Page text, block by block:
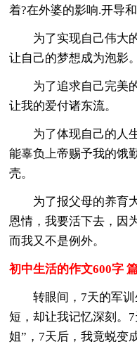
着?在外婆的影响.开导
为了实现自己伟大
让自己的梦想成为泡影。
为了追求自己完美
让我的爱付诸东流。
为了体现自己的人
能辜负上帝赐予我的饿
壳。
为了报父母的养育
恩情，我要活下去，因
而我又不是例外。
初中生活的作文600字
转眼间，7天的军
短，却让我记忆深刻。
姐”，7天后，我竟蜕变